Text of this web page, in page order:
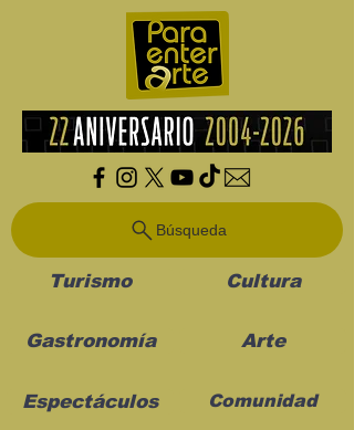
Búsqueda
Turismo Cultura
Gastronomía Arte
Espectáculos Comunidad